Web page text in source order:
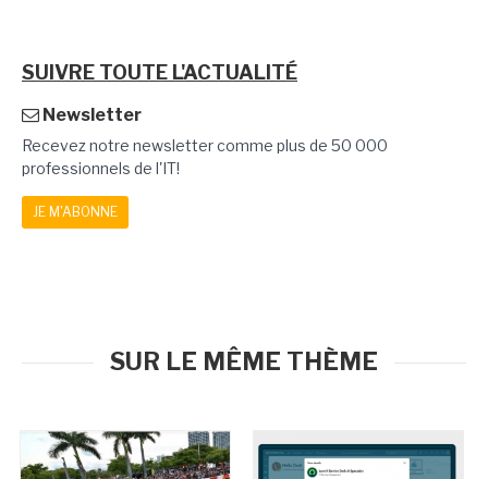
SUIVRE TOUTE L'ACTUALITÉ
Newsletter
Recevez notre newsletter comme plus de 50 000
professionnels de l'IT!
JE M'ABONNE
SUR LE MÊME THÈME